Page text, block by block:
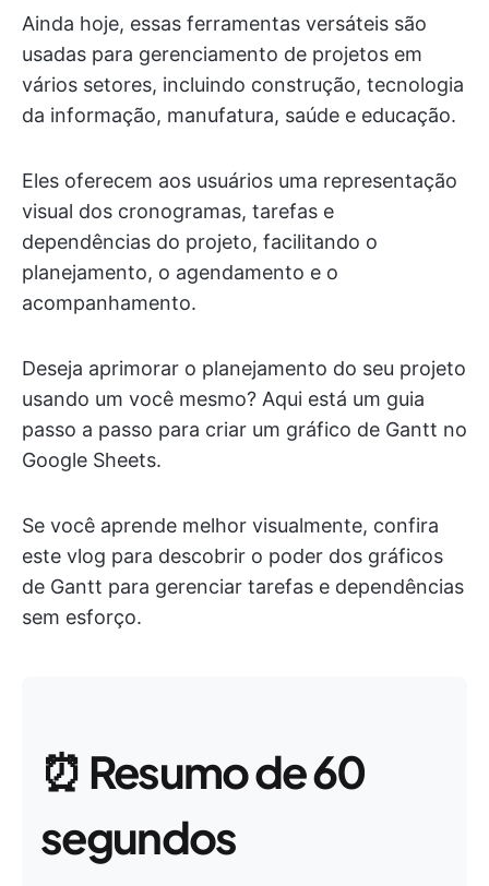
Ainda hoje, essas ferramentas versáteis são
usadas para gerenciamento de projetos em
vários setores, incluindo construção, tecnologia
da informação, manufatura, saúde e educação.
Eles oferecem aos usuários uma representação
visual dos cronogramas, tarefas e
dependências do projeto, facilitando o
planejamento, o agendamento e o
acompanhamento.
Deseja aprimorar o planejamento do seu projeto
usando um você mesmo? Aqui está um guia
passo a passo para criar um gráfico de Gantt no
Google Sheets.
Se você aprende melhor visualmente, confira
este vlog para descobrir o poder dos gráficos
de Gantt para gerenciar tarefas e dependências
sem esforço.
⏰ Resumo de 60
segundos